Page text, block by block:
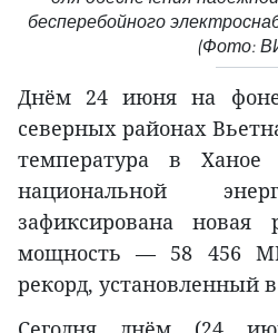
бесперебойного
(Фото:
Днём 24 июня на
северных районах
температура в Ханое
национальной
зафиксирована новая
мощность — 58 456
рекорд, установленный